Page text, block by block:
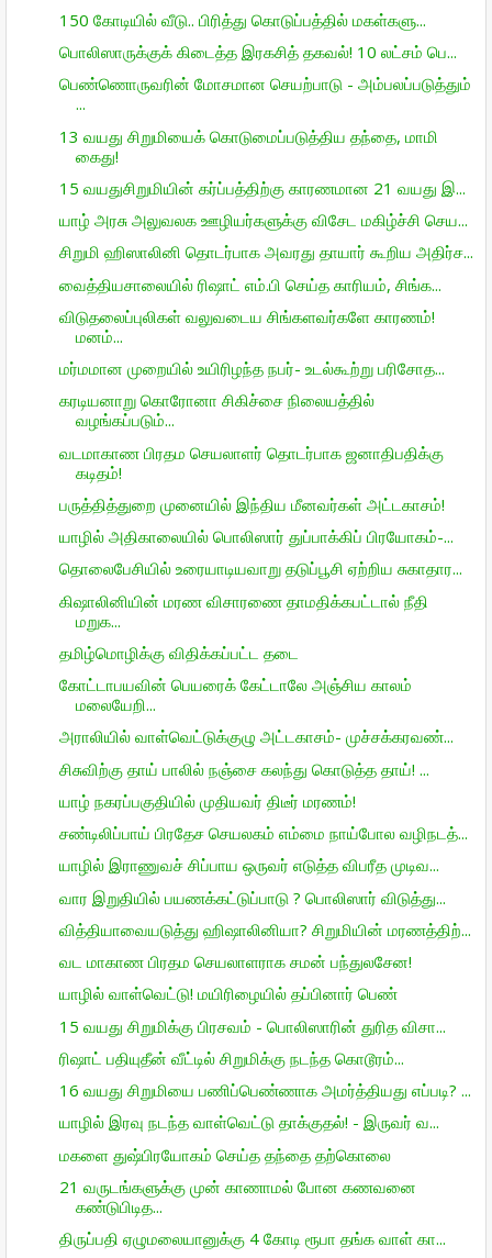
150 கோடியில் வீடு.. பிரித்து கொடுப்பத்தில் மகள்களு...
பொலிஸாருக்குக் கிடைத்த இரகசித் தகவல்! 10 லட்சம் பெ...
பெண்ணொருவரின் மோசமான செயற்பாடு - அம்பலப்படுத்தும்
...
13 வயது சிறுமியைக் கொடுமைப்படுத்திய தந்தை, மாமி
கைது!
15 வயதுசிறுமியின் கர்ப்பத்திற்கு காரணமான 21 வயது இ...
யாழ் அரசு அலுவலக ஊழியர்களுக்கு விசேட மகிழ்ச்சி செய...
சிறுமி ஹிஸாலினி தொடர்பாக அவரது தாயார் கூறிய அதிர்ச...
வைத்தியசாலையில் ரிஷாட் எம்.பி செய்த காரியம், சிங்க...
விடுதலைப்புலிகள் வலுவடைய சிங்களவர்களே காரணம்!
மனம்...
மர்மமான முறையில் உயிரிழந்த நபர்- உடல்கூற்று பரிசோத...
கரடியனாறு கொரோனா சிகிச்சை நிலையத்தில்
வழங்கப்படும்...
வடமாகாண பிரதம செயலாளர் தொடர்பாக ஜனாதிபதிக்கு
கடிதம்!
பருத்தித்துறை முனையில் இந்திய மீனவர்கள் அட்டகாசம்!
யாழில் அதிகாலையில் பொலிஸார் துப்பாக்கிப் பிரயோகம்-...
தொலைபேசியில் உரையாடியவாறு தடுப்பூசி ஏற்றிய சுகாதார...
கிஷாலினியின் மரண விசாரணை தாமதிக்கபட்டால் நீதி
மறுக...
தமிழ்மொழிக்கு விதிக்கப்பட்ட தடை
கோட்டாபயவின் பெயரைக் கேட்டாலே அஞ்சிய காலம்
மலையேறி...
அராலியில் வாள்வெட்டுக்குழு அட்டகாசம்- முச்சக்கரவண்...
சிசுவிற்கு தாய் பாலில் நஞ்சை கலந்து கொடுத்த தாய்! ...
யாழ் நகரப்பகுதியில் முதியவர் திடீர் மரணம்!
சண்டிலிப்பாய் பிரதேச செயலகம் எம்மை நாய்போல வழிநடத்...
யாழில் இராணுவச் சிப்பாய ஒருவர் எடுத்த விபரீத முடிவ...
வார இறுதியில் பயணக்கட்டுப்பாடு ? பொலிஸார் விடுத்து...
வித்தியாவையடுத்து ஹிஷாலினியா? சிறுமியின் மரணத்திற்...
வட மாகாண பிரதம செயலாளராக சமன் பந்துலசேன!
யாழில் வாள்வெட்டு! மயிரிழையில் தப்பினார் பெண்
15 வயது சிறுமிக்கு பிரசவம் - பொலிஸாரின் துரித விசா...
ரிஷாட் பதியுதீன் வீட்டில் சிறுமிக்கு நடந்த கொடூரம்...
16 வயது சிறுமியை பணிப்பெண்ணாக அமர்த்தியது எப்படி? ...
யாழில் இரவு நடந்த வாள்வெட்டு தாக்குதல்! - இருவர் வ...
மகளை துஷ்பிரயோகம் செய்த தந்தை தற்கொலை
21 வருடங்களுக்கு முன் காணாமல் போன கணவனை
கண்டுபிடித...
திருப்பதி ஏழுமலையானுக்கு 4 கோடி ரூபா தங்க வாள் கா...